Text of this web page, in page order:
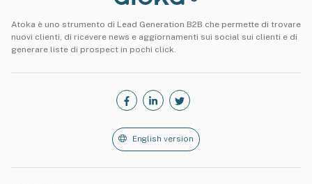
Atoka è uno strumento di Lead Generation B2B che permette di trovare
nuovi clienti, di ricevere news e aggiornamenti sui social sui clienti e di
generare liste di prospect in pochi click.
English version